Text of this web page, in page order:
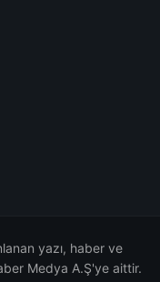
yazı, haber ve
Medya A.Ş'ye aittir.